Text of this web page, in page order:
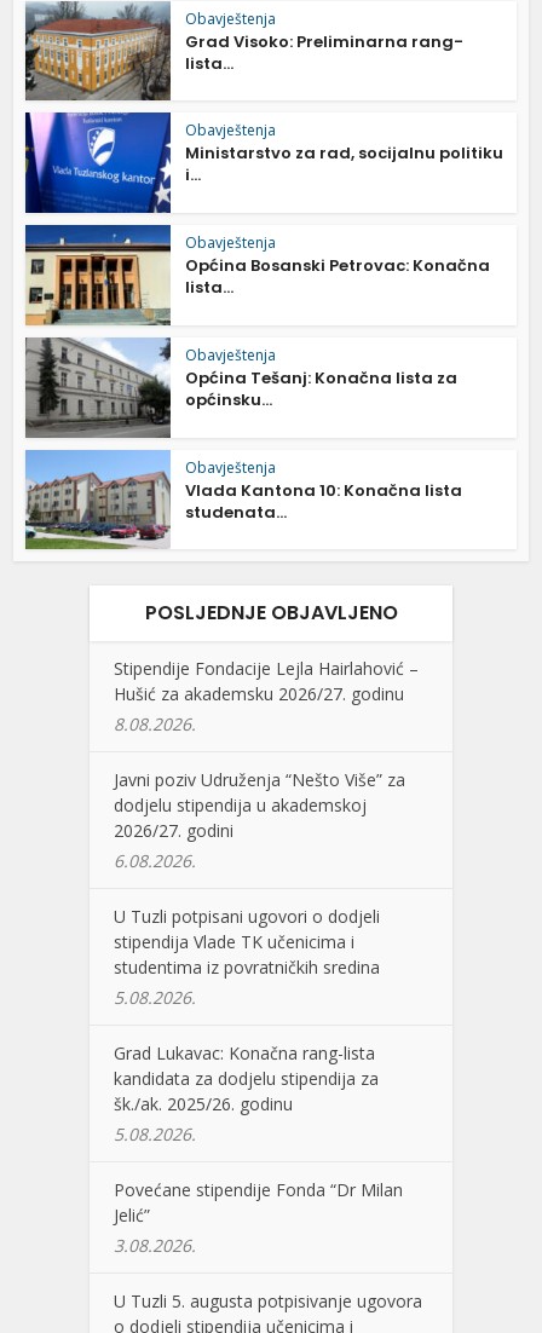
Obavještenja
Grad Visoko: Preliminarna rang-
lista...
Obavještenja
Ministarstvo za rad, socijalnu politiku
i...
Obavještenja
Općina Bosanski Petrovac: Konačna
lista...
Obavještenja
Općina Tešanj: Konačna lista za
općinsku...
Obavještenja
Vlada Kantona 10: Konačna lista
studenata...
POSLJEDNJE OBJAVLJENO
Stipendije Fondacije Lejla Hairlahović –
Hušić za akademsku 2026/27. godinu
8.08.2026.
Javni poziv Udruženja “Nešto Više” za
dodjelu stipendija u akademskoj
2026/27. godini
6.08.2026.
U Tuzli potpisani ugovori o dodjeli
stipendija Vlade TK učenicima i
studentima iz povratničkih sredina
5.08.2026.
Grad Lukavac: Konačna rang-lista
kandidata za dodjelu stipendija za
šk./ak. 2025/26. godinu
5.08.2026.
Povećane stipendije Fonda “Dr Milan
Jelić”
3.08.2026.
U Tuzli 5. augusta potpisivanje ugovora
o dodjeli stipendija učenicima i